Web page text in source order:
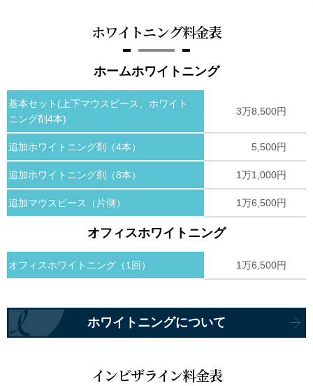
ホワイトニング料金表
ホームホワイトニング
基本セット(上下マウスピース、ホワイト
ニング剤4本)
3万8,500円
追加ホワイトニング剤（4本） 5,500円
追加ホワイトニング剤（8本） 1万1,000円
追加マウスピース（片側） 1万6,500円
オフィスホワイトニング
オフィスホワイトニング（1回） 1万6,500円
ホワイトニングについて
インビザライン料金表